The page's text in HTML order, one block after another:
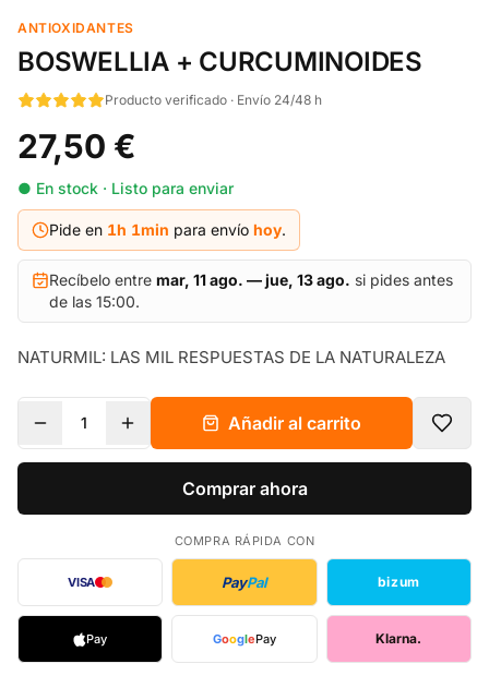
ANTIOXIDANTES
BOSWELLIA + CURCUMINOIDES
Producto verificado · Envío 24/48 h
27,50 €
● En stock · Listo para enviar
Pide en 1h 1min para envío hoy.
Recíbelo entre mar, 11 ago. — jue, 13 ago. si pides antes
de las 15:00.
NATURMIL: LAS MIL RESPUESTAS DE LA NATURALEZA
1 Añadir al carrito
Comprar ahora
COMPRA RÁPIDA CON
VISA PayPal bizum
Pay GooglePay Klarna.